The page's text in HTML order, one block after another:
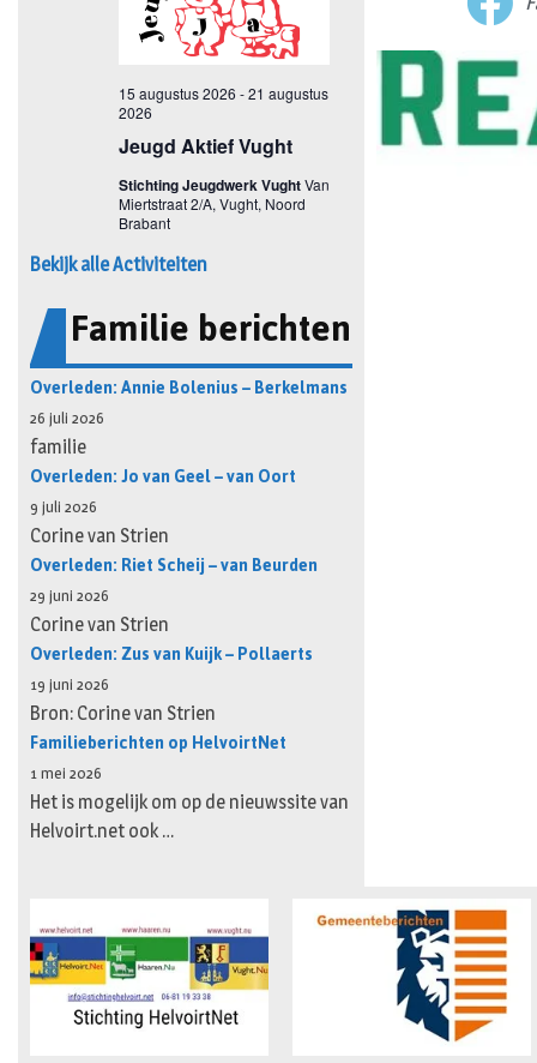
Bekijk alle Activiteiten
Familie berichten
Overleden: Annie Bolenius – Berkelmans
26 juli 2026
familie
Overleden: Jo van Geel – van Oort
9 juli 2026
Corine van Strien
Overleden: Riet Scheij – van Beurden
29 juni 2026
Corine van Strien
Overleden: Zus van Kuijk – Pollaerts
19 juni 2026
Bron: Corine van Strien
Familieberichten op HelvoirtNet
1 mei 2026
Het is mogelijk om op de nieuwssite van
Helvoirt.net ook …